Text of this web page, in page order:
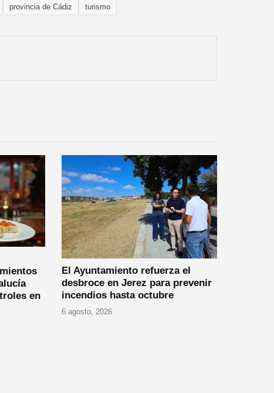
provincia de Cádiz turismo
en
El Ayuntamiento refuerza el
desbroce en Jerez para prevenir
incendios hasta octubre
6 agosto, 2026